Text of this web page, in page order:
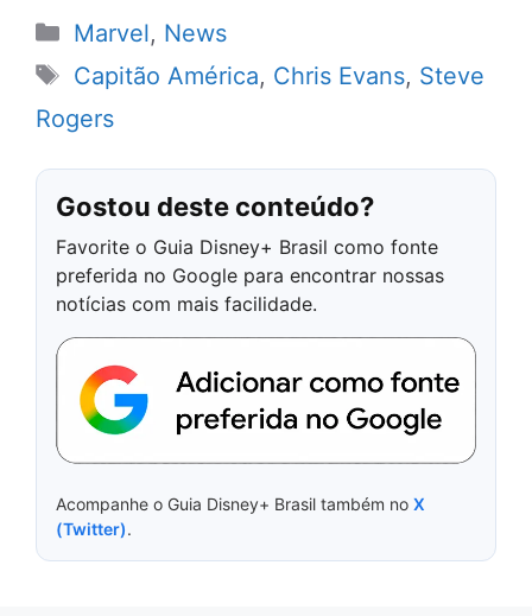
Categorias
Marvel, News
Tags
Capitão América, Chris Evans, Steve
Rogers
Gostou deste conteúdo?
Favorite o Guia Disney+ Brasil como fonte
preferida no Google para encontrar nossas
notícias com mais facilidade.
Acompanhe o Guia Disney+ Brasil também no X
(Twitter).